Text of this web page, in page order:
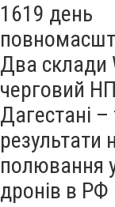
1619 день
Два склади
черговий
Дагестані –
результати
полювання
дронів в РФ